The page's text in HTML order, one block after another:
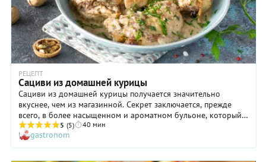
РЕЦЕПТ
Сациви из домашней курицы
Сациви из домашней курицы получается значительно
вкуснее, чем из магазинной. Секрет заключается, прежде
всего, в более насыщенном и ароматном бульоне, который
добавляется в соус. Правда, варить такой придется чуть
дольше, но результат стоит того. Да и сама по себе
домашняя птица, опять же, вкуснее! В общем, попробовать
5 (5) 40 мин
gastronom